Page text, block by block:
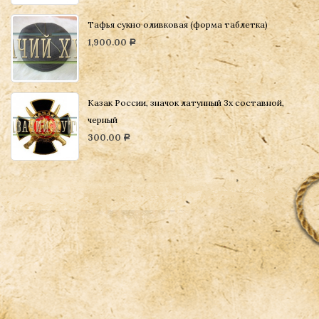
Тафья сукно оливковая (форма таблетка)
1,900.00 Р
Казак России, значок латунный 3х составной,
черный
300.00 Р